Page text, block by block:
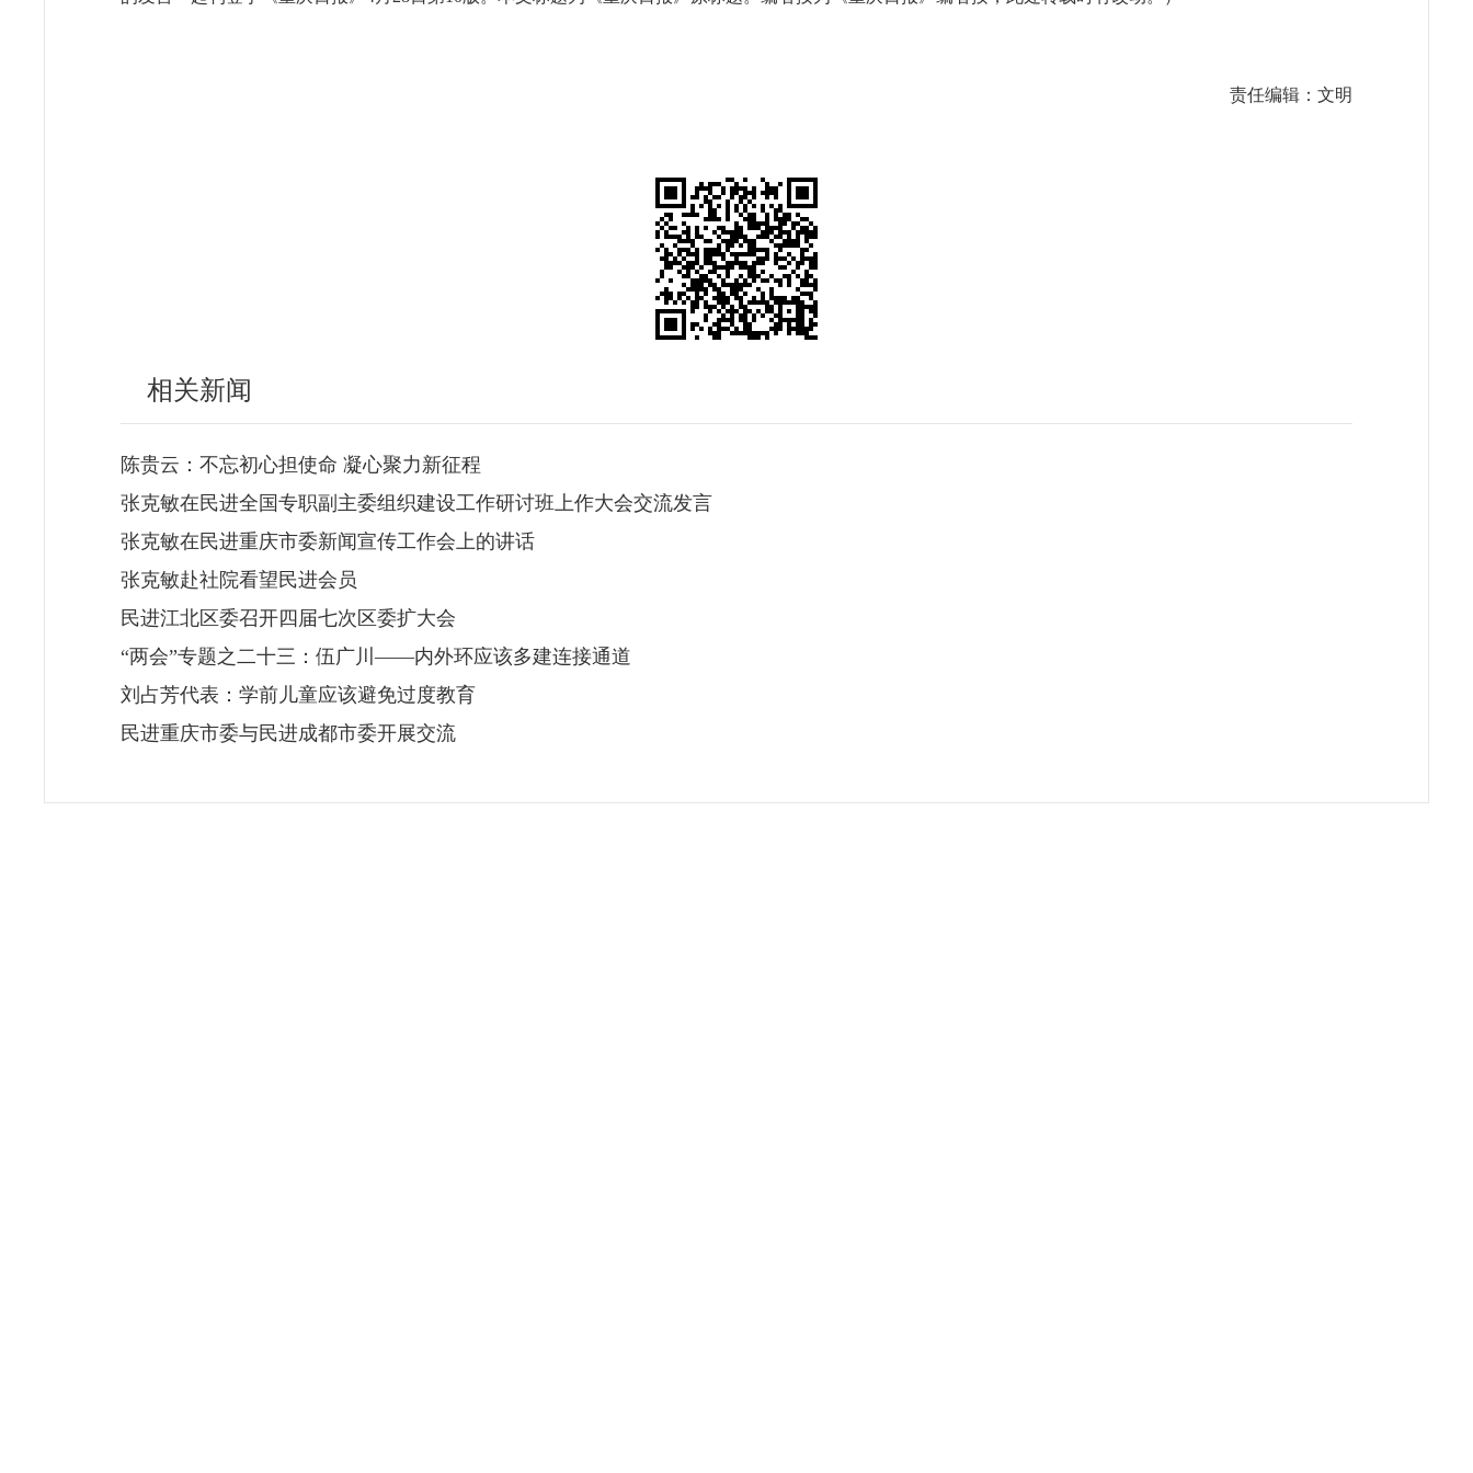
责任编辑：文明
相关新闻
陈贵云：不忘初心担使命 凝心聚力新征程
张克敏在民进全国专职副主委组织建设工作研讨班上作大会交流发言
张克敏在民进重庆市委新闻宣传工作会上的讲话
张克敏赴社院看望民进会员
民进江北区委召开四届七次区委扩大会
“两会”专题之二十三：伍广川——内外环应该多建连接通道
刘占芳代表：学前儿童应该避免过度教育
民进重庆市委与民进成都市委开展交流